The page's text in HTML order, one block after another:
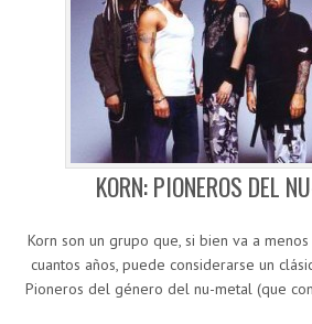
KORN: PIONEROS DEL
Korn son un grupo que, si bien va a
cuantos años, puede considerarse un
Pioneros del género del nu-metal (que